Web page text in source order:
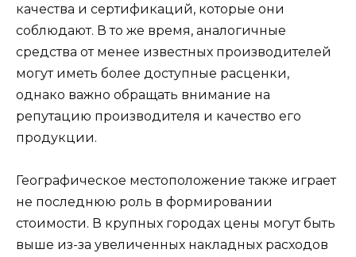
качества и сертификаций, которые они
соблюдают. В то же время, аналогичные
средства от менее известных производителей
могут иметь более доступные расценки,
однако важно обращать внимание на
репутацию производителя и качество его
продукции.
Географическое местоположение также играет
не последнюю роль в формировании
стоимости. В крупных городах цены могут быть
выше из-за увеличенных накладных расходов